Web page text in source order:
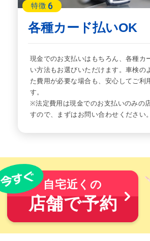
特徴 6
各種カード払いOK
現金でのお支払いはもちろん、各種カ
い方法もお選びいただけます。車検の
た費用が必要な場合も、安心してご利
す。
※法定費用は現金でのお支払いのみの
すので、まずはお問い合わせください。
自宅近くの
店舗で予約